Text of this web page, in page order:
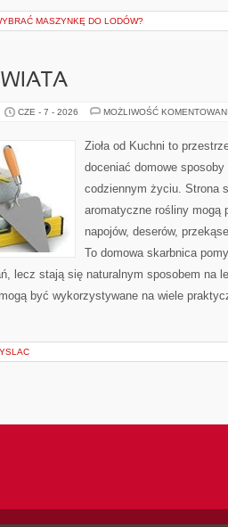
MASZYNKĘ DO LODÓW?
CZE - 7 - 2026 MOŻLIWOŚĆ
Zioła od Kuchni to
doceniać domowe
codziennym życiu. Strona
aromatyczne rośliny mogą
napojów, deserów,
To domowa skarbnica
lecz stają się naturalnym sposobem na
być wykorzystywane na wiele